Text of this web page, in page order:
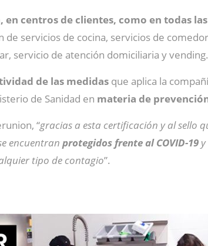
centros de clientes, como en todas
servicios de cocina, servicios de
servicio de atención domiciliaria y vending.
de las medidas que aplica la
de Sanidad en materia de
“gracias a esta certificación y al sello
encuentran protegidos frente al COVID-19
tipo de contagio”.